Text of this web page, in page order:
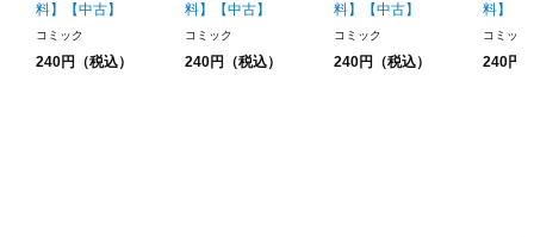
料】【中古】
コミック
240円（税込）
料】【中古】
コミック
240円（税込）
料】【中古】
コミック
240円（税込）
料】【
コミック
240円